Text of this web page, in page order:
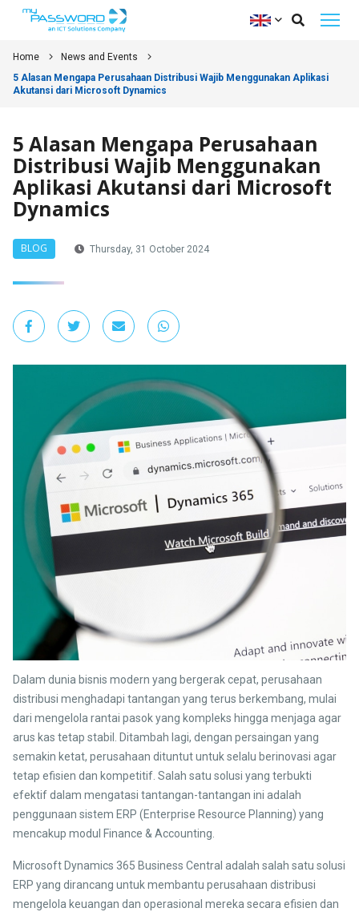
Home
News and Events
5 Alasan Mengapa Perusahaan Distribusi Wajib Menggunakan Aplikasi
Akutansi dari Microsoft Dynamics
5 Alasan Mengapa Perusahaan
Distribusi Wajib Menggunakan
Aplikasi Akutansi dari Microsoft
Dynamics
BLOG Thursday, 31 October 2024
Dalam dunia bisnis modern yang bergerak cepat, perusahaan
distribusi menghadapi tantangan yang terus berkembang, mulai
dari mengelola rantai pasok yang kompleks hingga menjaga agar
arus kas tetap stabil. Ditambah lagi, dengan persaingan yang
semakin ketat, perusahaan dituntut untuk selalu berinovasi agar
tetap efisien dan kompetitif. Salah satu solusi yang terbukti
efektif dalam mengatasi tantangan-tantangan ini adalah
penggunaan sistem ERP (Enterprise Resource Planning) yang
mencakup modul Finance & Accounting.
Microsoft Dynamics 365 Business Central adalah salah satu solusi
ERP yang dirancang untuk membantu perusahaan distribusi
mengelola keuangan dan operasional mereka secara efisien dan